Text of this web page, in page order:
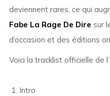
deviennent rares, ce qui
Fabe La Rage De Dire sur
d’occasion et des éditions
Voici la tracklist officielle de
Intro